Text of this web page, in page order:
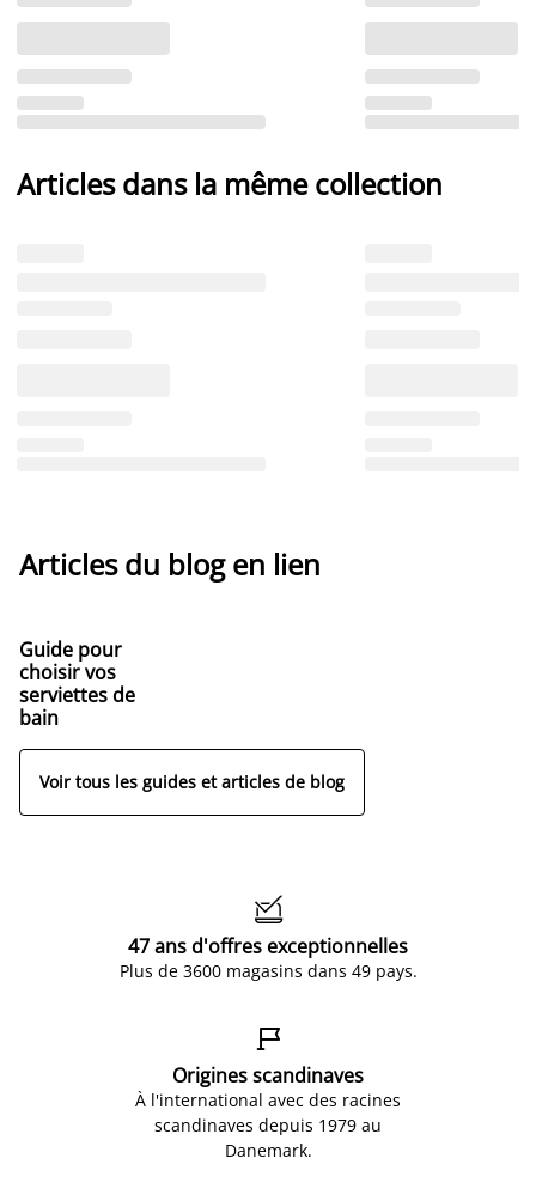
Articles dans la même collection
Articles du blog en lien
Guide pour
choisir vos
serviettes de
bain
Voir tous les guides et articles de blog

47 ans d'offres exceptionnelles
Plus de 3600 magasins dans 49 pays.

Origines scandinaves
À l'international avec des racines
scandinaves depuis 1979 au
Danemark.